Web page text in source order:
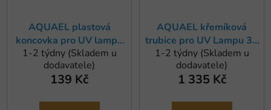
AQUAEL plastová
koncovka pro UV lampu
15/30/55W
1-2 týdny (Skladem u
dodavatele)
139 Kč
AQUAEL křemíková
trubice pro UV Lampu 30
W a 55 W
1-2 týdny (Skladem u
dodavatele)
1 335 Kč